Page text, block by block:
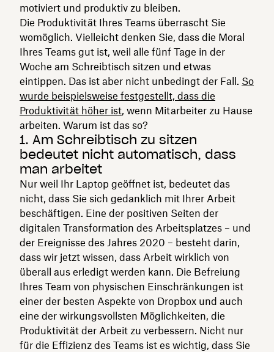
motiviert und produktiv zu bleiben.
Die Produktivität Ihres Teams überrascht Sie
womöglich. Vielleicht denken Sie, dass die Moral
Ihres Teams gut ist, weil alle fünf Tage in der
Woche am Schreibtisch sitzen und etwas
eintippen. Das ist aber nicht unbedingt der Fall. So
wurde beispielsweise festgestellt, dass die
Produktivität höher ist, wenn Mitarbeiter zu Hause
arbeiten. Warum ist das so?
1. Am Schreibtisch zu sitzen
bedeutet nicht automatisch, dass
man arbeitet
Nur weil Ihr Laptop geöffnet ist, bedeutet das
nicht, dass Sie sich gedanklich mit Ihrer Arbeit
beschäftigen. Eine der positiven Seiten der
digitalen Transformation des Arbeitsplatzes – und
der Ereignisse des Jahres 2020 – besteht darin,
dass wir jetzt wissen, dass Arbeit wirklich von
überall aus erledigt werden kann. Die Befreiung
Ihres Team von physischen Einschränkungen ist
einer der besten Aspekte von Dropbox und auch
eine der wirkungsvollsten Möglichkeiten, die
Produktivität der Arbeit zu verbessern. Nicht nur
für die Effizienz des Teams ist es wichtig, dass Sie